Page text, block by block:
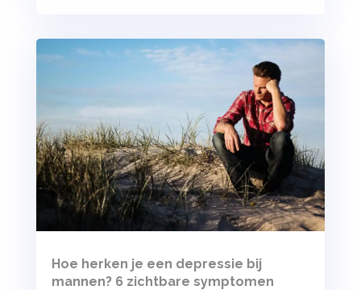
Hoe herken je een depressie bij
mannen? 6 zichtbare symptomen